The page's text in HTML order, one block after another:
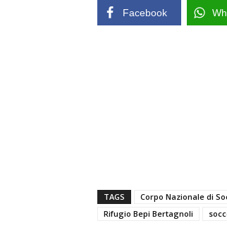
Facebook
TAGS Corpo Nazionale di
Rifugio Bepi Bertagnoli